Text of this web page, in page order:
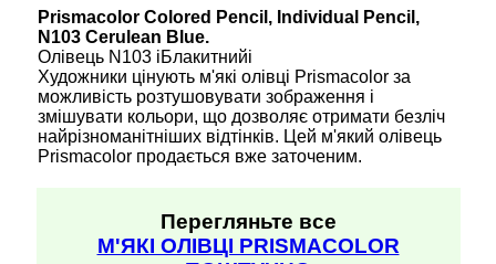
Prismacolor Colored Pencil, Individual Pencil,
N103 Cerulean Blue.
Олівець N103 іБлакитнийі
Художники цінують м'які олівці Prismacolor за
можливість розтушовувати зображення і
змішувати кольори, що дозволяє отримати безліч
найрізноманітніших відтінків. Цей м'який олівець
Prismacolor продається вже заточеним.
Перегляньте все
М'ЯКІ ОЛІВЦІ PRISMACOLOR